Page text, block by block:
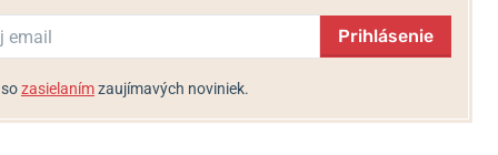
Prihlásenie
zasielanímzaujímavých noviniek.